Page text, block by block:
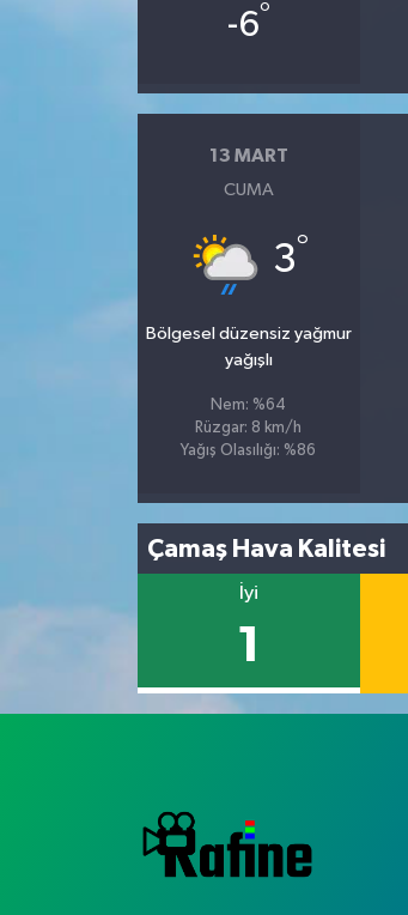
-6°
13 MART
CUMA
3°
Bölgesel düzensiz yağmur
yağışlı
Nem: %64
Rüzgar: 8 km/h
Yağış Olasılığı: %86
Çamaş Hava Kalitesi
İyi
1